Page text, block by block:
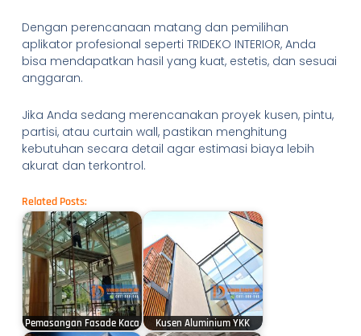
Dengan perencanaan matang dan pemilihan
aplikator profesional seperti TRIDEKO INTERIOR, Anda
bisa mendapatkan hasil yang kuat, estetis, dan sesuai
anggaran.
Jika Anda sedang merencanakan proyek kusen, pintu,
partisi, atau curtain wall, pastikan menghitung
kebutuhan secara detail agar estimasi biaya lebih
akurat dan terkontrol.
Related Posts:
Pemasangan Fasade Kaca Kusen Aluminium YKK